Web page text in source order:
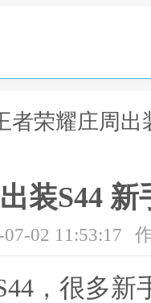
者荣耀庄周出
装S44
02 11:53:17
，很多